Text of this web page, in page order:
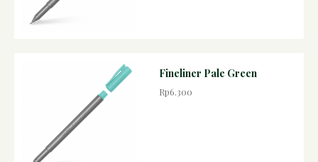
Fineliner Pale Green
Rp6.300